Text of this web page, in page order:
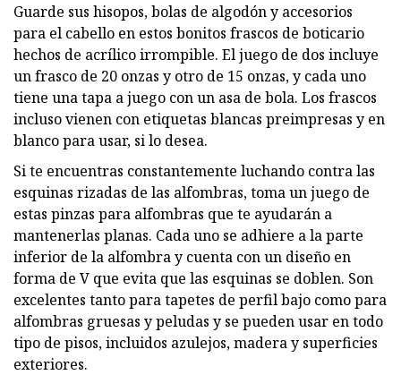
Guarde sus hisopos, bolas de algodón y accesorios
para el cabello en estos bonitos frascos de boticario
hechos de acrílico irrompible. El juego de dos incluye
un frasco de 20 onzas y otro de 15 onzas, y cada uno
tiene una tapa a juego con un asa de bola. Los frascos
incluso vienen con etiquetas blancas preimpresas y en
blanco para usar, si lo desea.
Si te encuentras constantemente luchando contra las
esquinas rizadas de las alfombras, toma un juego de
estas pinzas para alfombras que te ayudarán a
mantenerlas planas. Cada uno se adhiere a la parte
inferior de la alfombra y cuenta con un diseño en
forma de V que evita que las esquinas se doblen. Son
excelentes tanto para tapetes de perfil bajo como para
alfombras gruesas y peludas y se pueden usar en todo
tipo de pisos, incluidos azulejos, madera y superficies
exteriores.